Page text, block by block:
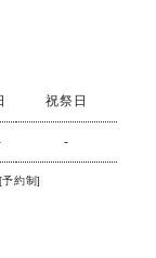
祝祭日
-
約制]